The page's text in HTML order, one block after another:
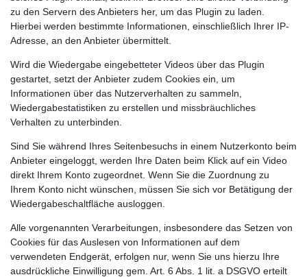
zu den Servern des Anbieters her, um das Plugin zu laden.
Hierbei werden bestimmte Informationen, einschließlich Ihrer IP-
Adresse, an den Anbieter übermittelt.
Wird die Wiedergabe eingebetteter Videos über das Plugin
gestartet, setzt der Anbieter zudem Cookies ein, um
Informationen über das Nutzerverhalten zu sammeln,
Wiedergabestatistiken zu erstellen und missbräuchliches
Verhalten zu unterbinden.
Sind Sie während Ihres Seitenbesuchs in einem Nutzerkonto beim
Anbieter eingeloggt, werden Ihre Daten beim Klick auf ein Video
direkt Ihrem Konto zugeordnet. Wenn Sie die Zuordnung zu
Ihrem Konto nicht wünschen, müssen Sie sich vor Betätigung der
Wiedergabeschaltfläche ausloggen.
Alle vorgenannten Verarbeitungen, insbesondere das Setzen von
Cookies für das Auslesen von Informationen auf dem
verwendeten Endgerät, erfolgen nur, wenn Sie uns hierzu Ihre
ausdrückliche Einwilligung gem. Art. 6 Abs. 1 lit. a DSGVO erteilt